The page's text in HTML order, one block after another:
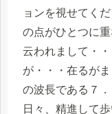
ョンを視せてく
の点がひとつに
云われまして・
が・・・在るが
の波長である７
日々、精進して